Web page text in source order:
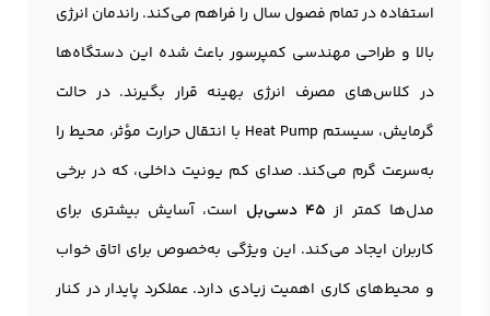
استفاده در تمام فصول سال را فراهم می‌کند. راندمان انرژی
بالا و طراحی مهندسی کمپرسور باعث شده این دستگاه‌ها
در کلاس‌های مصرف انرژی بهینه قرار بگیرند. در حالت
گرمایش، سیستم Heat Pump با انتقال حرارت مؤثر، محیط را
به‌سرعت گرم می‌کند. صدای کم یونیت داخلی، که در برخی
مدل‌ها کمتر از 45 دسی‌بل
است، آسایش بیشتری برای
کاربران ایجاد می‌کند. این ویژگی به‌خصوص برای اتاق خواب
و محیط‌های کاری اهمیت زیادی دارد. عملکرد پایدار در کنار